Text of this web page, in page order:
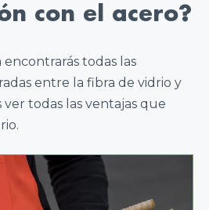
con el acero?
todas las
entre la fibra de vidrio y
todas las ventajas que